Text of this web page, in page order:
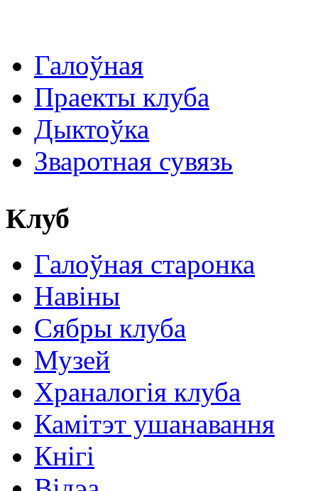
Галоўная
Праекты клуба
Дыктоўка
Зваротная сувязь
Клуб
Галоўная старонка
Навіны
Сябры клуба
Музей
Храналогія клуба
Камітэт ушанавання
Кнігі